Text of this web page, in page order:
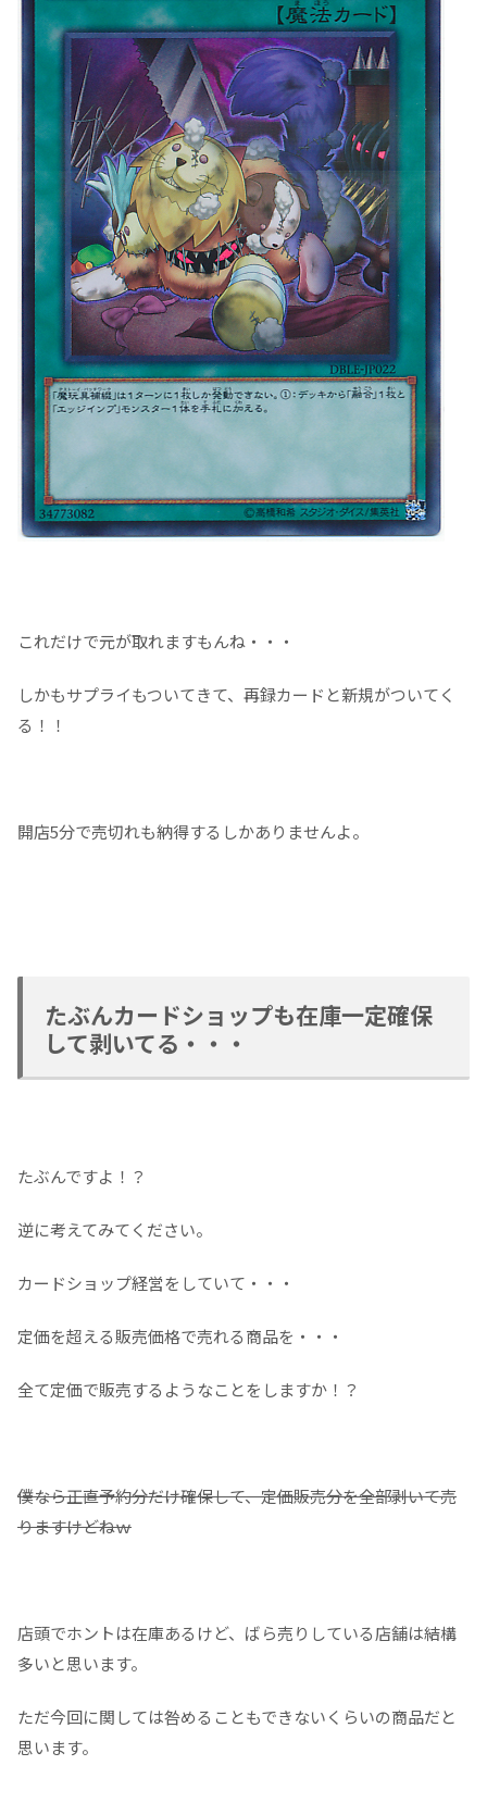
これだけで元が取れますもんね・・・
しかもサプライもついてきて、再録カードと新規がついてく
る！！
開店5分で売切れも納得するしかありませんよ。
たぶんカードショップも在庫一定確保
して剥いてる・・・
たぶんですよ！？
逆に考えてみてください。
カードショップ経営をしていて・・・
定価を超える販売価格で売れる商品を・・・
全て定価で販売するようなことをしますか！？
僕なら正直予約分だけ確保して、定価販売分を全部剥いて売
りますけどねｗ
店頭でホントは在庫あるけど、ばら売りしている店舗は結構
多いと思います。
ただ今回に関しては咎めることもできないくらいの商品だと
思います。